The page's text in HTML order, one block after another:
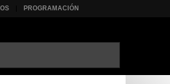
PROGRAMACIÓN